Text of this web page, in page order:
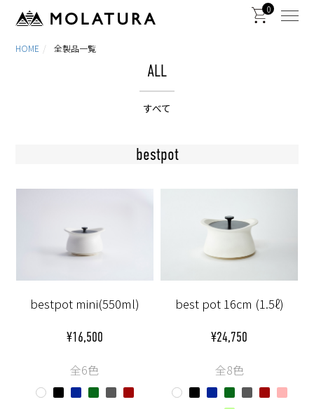
0
HOME 全製品一覧
ALL
すべて
bestpot
bestpot mini(550ml)
¥16,500
全6色
best pot 16cm (1.5ℓ)
¥24,750
全8色